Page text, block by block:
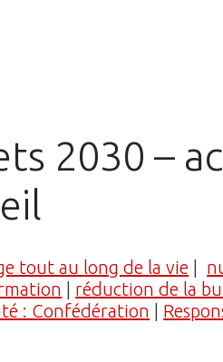
2030 –
tout au long de la vie
réduction de la
: Confédération